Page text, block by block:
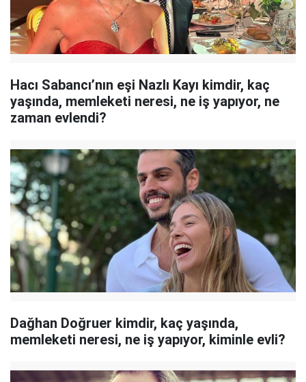
Hacı Sabancı’nın eşi Nazlı Kayı kimdir, kaç
yaşında, memleketi neresi, ne iş yapıyor, ne
zaman evlendi?
Dağhan Doğruer kimdir, kaç yaşında,
memleketi neresi, ne iş yapıyor, kiminle evli?